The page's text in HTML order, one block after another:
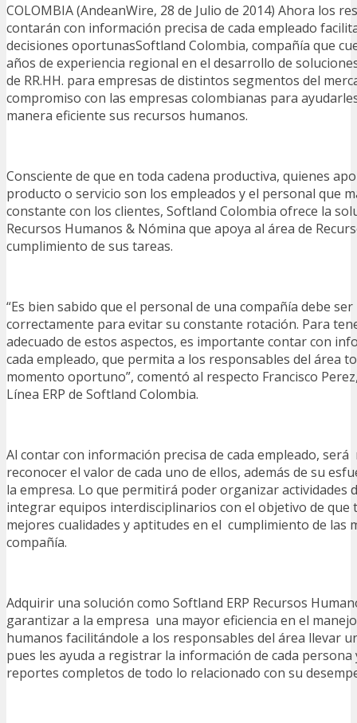
COLOMBIA (AndeanWire, 28 de Julio de 2014) Ahora los
contarán con información precisa de cada empleado
decisiones oportunasSoftland Colombia, compañía que
años de experiencia regional en el desarrollo de
de RR.HH. para empresas de distintos segmentos del
compromiso con las empresas colombianas para
manera eficiente sus recursos humanos.
Consciente de que en toda cadena productiva, quienes
producto o servicio son los empleados y el personal que
constante con los clientes, Softland Colombia ofrece la
Recursos Humanos & Nómina que apoya al área de
cumplimiento de sus tareas.
“Es bien sabido que el personal de una compañía debe
correctamente para evitar su constante rotación. Para
adecuado de estos aspectos, es importante contar con
cada empleado, que permita a los responsables del área
momento oportuno”, comentó al respecto Francisco
Línea ERP de Softland Colombia.
Al contar con información precisa de cada empleado, será
reconocer el valor de cada uno de ellos, además de su
la empresa. Lo que permitirá poder organizar actividades
integrar equipos interdisciplinarios con el objetivo de que
mejores cualidades y aptitudes en el cumplimiento de las
compañía.
Adquirir una solución como Softland ERP Recursos
garantizar a la empresa una mayor eficiencia en el
humanos facilitándole a los responsables del área llevar
pues les ayuda a registrar la información de cada persona
reportes completos de todo lo relacionado con su